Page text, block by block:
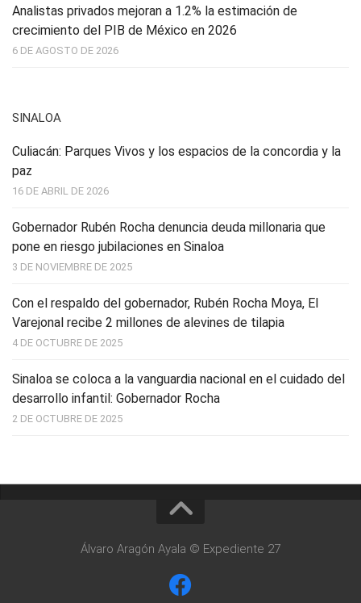
Analistas privados mejoran a 1.2% la estimación de
crecimiento del PIB de México en 2026
6 DE AGOSTO DE 2026
SINALOA
Culiacán: Parques Vivos y los espacios de la concordia y la
paz
16 DE ABRIL DE 2026
Gobernador Rubén Rocha denuncia deuda millonaria que
pone en riesgo jubilaciones en Sinaloa
3 DE NOVIEMBRE DE 2025
Con el respaldo del gobernador, Rubén Rocha Moya, El
Varejonal recibe 2 millones de alevines de tilapia
4 DE OCTUBRE DE 2025
Sinaloa se coloca a la vanguardia nacional en el cuidado del
desarrollo infantil: Gobernador Rocha
2 DE OCTUBRE DE 2025
Álvaro Aragón Ayala © Expediente 27